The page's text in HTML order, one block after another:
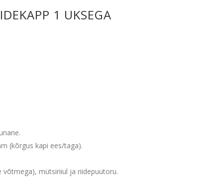
1 UKSEGA
(kõrgus kapi ees/taga).
võtmega), mütsiriiul ja riidepuutoru.